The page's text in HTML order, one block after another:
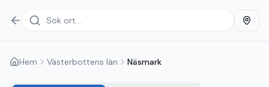
Hem Västerbottens län Näsmark